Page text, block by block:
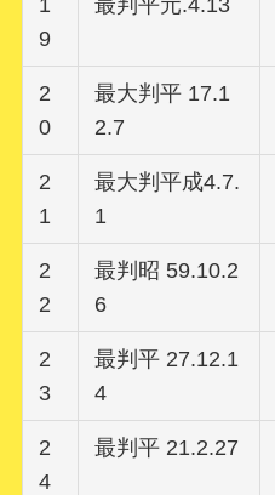
9
2
0
最大判平 17.1
2.7
2
1
最大判平成4.7.
1
2
2
最判昭 59.10.2
6
2
3
最判平 27.12.1
4
2
4
最判平 21.2.27